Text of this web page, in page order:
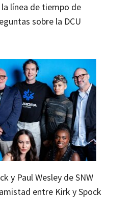
línea de tiempo de
sobre la DCU
y Paul Wesley de SNW
entre Kirk y Spock